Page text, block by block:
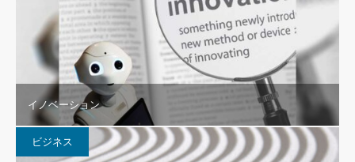
イノベーション
ビジネス